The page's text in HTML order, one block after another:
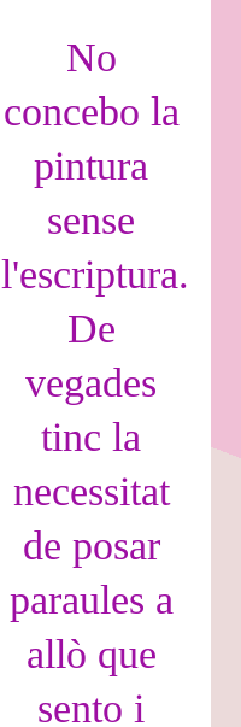
No
concebo la
pintura
sense
l'escriptura.
De
vegades
tinc la
necessitat
de posar
paraules a
allò que
sento i